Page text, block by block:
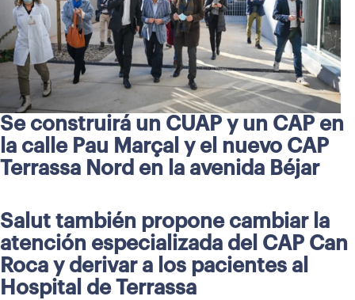
Se construirá un CUAP y un CAP en
la calle Pau Marçal y el nuevo CAP
Terrassa Nord en la avenida Béjar
Salut también propone cambiar la
atención especializada del CAP Can
Roca y derivar a los pacientes al
Hospital de Terrassa